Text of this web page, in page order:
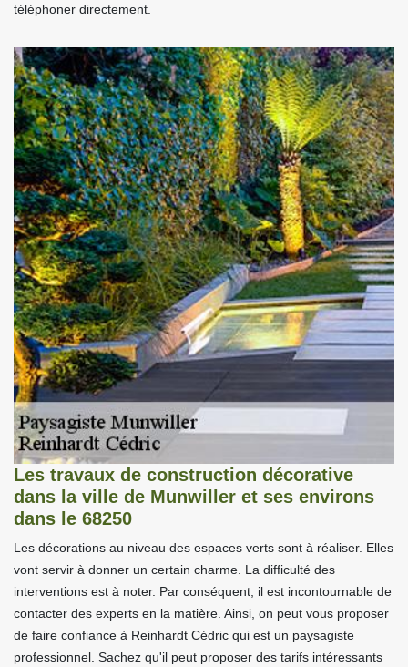
téléphoner directement.
Les travaux de construction décorative
dans la ville de Munwiller et ses environs
dans le 68250
Les décorations au niveau des espaces verts sont à réaliser. Elles
vont servir à donner un certain charme. La difficulté des
interventions est à noter. Par conséquent, il est incontournable de
contacter des experts en la matière. Ainsi, on peut vous proposer
de faire confiance à Reinhardt Cédric qui est un paysagiste
professionnel. Sachez qu'il peut proposer des tarifs intéressants